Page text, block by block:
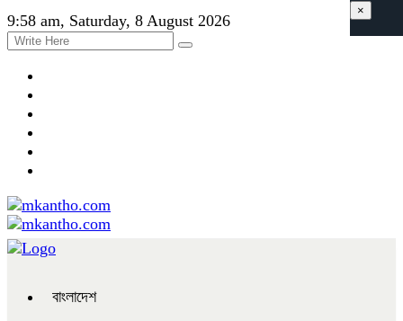
9:58 am, Saturday, 8 August 2026
বাংলাদেশ
×